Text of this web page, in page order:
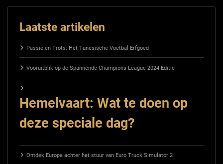
Laatste artikelen
Passie en Trots: Het Tunesische Voetbal Erfgoed
Vooruitblik op de Spannende Champions League 2024 Editie
Hemelvaart: Wat te doen op
deze speciale dag?
Ontdek Europa achter het stuur van Euro Truck Simulator 2